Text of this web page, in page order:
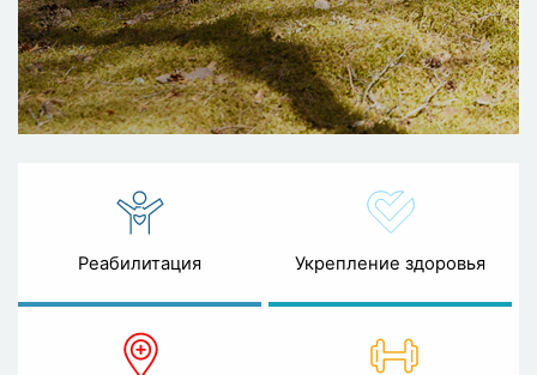
Реабилитация Укрепление здоровья